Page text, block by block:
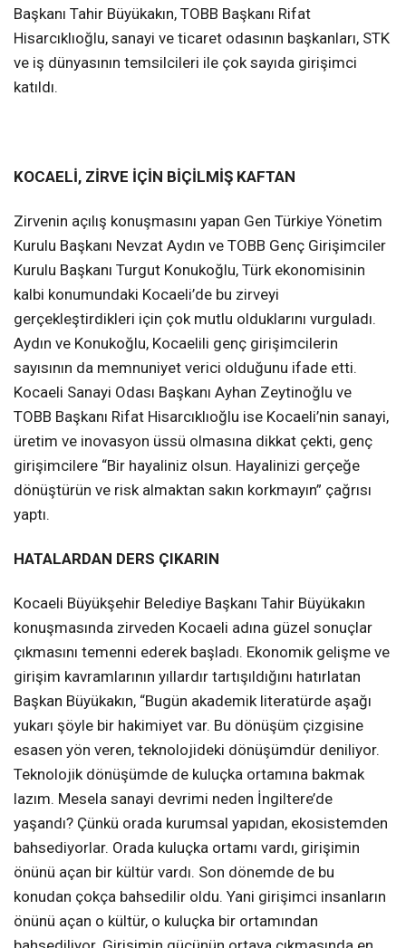
Başkanı Tahir Büyükakın, TOBB Başkanı Rifat
Hisarcıklıoğlu, sanayi ve ticaret odasının başkanları, STK
ve iş dünyasının temsilcileri ile çok sayıda girişimci
katıldı.
KOCAELİ, ZİRVE İÇİN BİÇİLMİŞ KAFTAN
Zirvenin açılış konuşmasını yapan Gen Türkiye Yönetim
Kurulu Başkanı Nevzat Aydın ve TOBB Genç Girişimciler
Kurulu Başkanı Turgut Konukoğlu, Türk ekonomisinin
kalbi konumundaki Kocaeli’de bu zirveyi
gerçekleştirdikleri için çok mutlu olduklarını vurguladı.
Aydın ve Konukoğlu, Kocaelili genç girişimcilerin
sayısının da memnuniyet verici olduğunu ifade etti.
Kocaeli Sanayi Odası Başkanı Ayhan Zeytinoğlu ve
TOBB Başkanı Rifat Hisarcıklıoğlu ise Kocaeli’nin sanayi,
üretim ve inovasyon üssü olmasına dikkat çekti, genç
girişimcilere “Bir hayaliniz olsun. Hayalinizi gerçeğe
dönüştürün ve risk almaktan sakın korkmayın” çağrısı
yaptı.
HATALARDAN DERS ÇIKARIN
Kocaeli Büyükşehir Belediye Başkanı Tahir Büyükakın
konuşmasında zirveden Kocaeli adına güzel sonuçlar
çıkmasını temenni ederek başladı. Ekonomik gelişme ve
girişim kavramlarının yıllardır tartışıldığını hatırlatan
Başkan Büyükakın, “Bugün akademik literatürde aşağı
yukarı şöyle bir hakimiyet var. Bu dönüşüm çizgisine
esasen yön veren, teknolojideki dönüşümdür deniliyor.
Teknolojik dönüşümde de kuluçka ortamına bakmak
lazım. Mesela sanayi devrimi neden İngiltere’de
yaşandı? Çünkü orada kurumsal yapıdan, ekosistemden
bahsediyorlar. Orada kuluçka ortamı vardı, girişimin
önünü açan bir kültür vardı. Son dönemde de bu
konudan çokça bahsedilir oldu. Yani girişimci insanların
önünü açan o kültür, o kuluçka bir ortamından